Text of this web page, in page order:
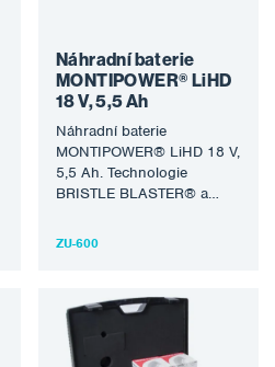
Náhradní baterie
MONTIPOWER® LiHD
18 V, 5,5 Ah
Náhradní baterie
MONTIPOWER® LiHD 18 V,
5,5 Ah. Technologie
BRISTLE BLASTER® a
konstruovaný rotační
ZU-600